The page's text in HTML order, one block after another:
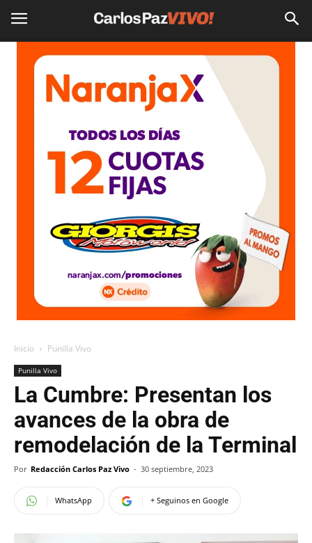
Inicio Punilla Vivo
Punilla Vivo
La Cumbre: Presentan los
avances de la obra de
remodelación de la Terminal
Por Redacción Carlos Paz Vivo - 30 septiembre, 2023
WhatsApp + Seguinos en Google